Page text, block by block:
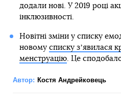
додали нові. У 2019 році
інклюзивності.
Новітні зміни у списку
новому списку зʼявилася
менструацію. Це
Автор: Костя Андрейковець